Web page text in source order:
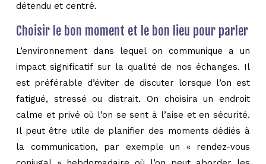
détendu et centré.
Choisir le bon moment et le bon lieu pour parler
L’environnement dans lequel on communique a un
impact significatif sur la qualité de nos échanges. Il
est préférable d’éviter de discuter lorsque l’on est
fatigué, stressé ou distrait. On choisira un endroit
calme et privé où l’on se sent à l’aise et en sécurité.
Il peut être utile de planifier des moments dédiés à
la communication, par exemple un « rendez-vous